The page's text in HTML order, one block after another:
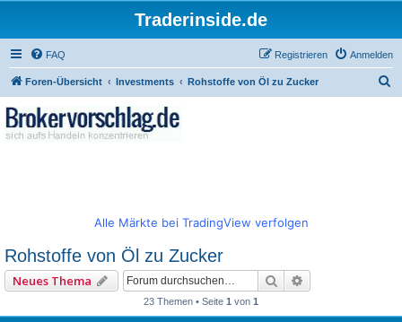
Traderinside.de
FAQ Anmelden
Registrieren
Foren-Übersicht Investments Rohstoffe von Öl zu Zucker
Alle Märkte bei TradingView verfolgen
Rohstoffe von Öl zu Zucker
Neues Thema Suche
23 Themen • Seite 1 von 1